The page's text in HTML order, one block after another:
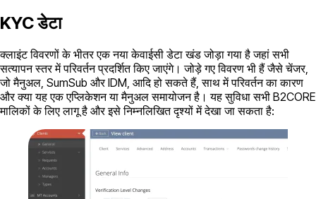
KYC डेटा
क्लाइंट विवरणों के भीतर एक नया केवाईसी डेटा खंड जोड़ा गया है जहां सभी
सत्यापन स्तर में परिवर्तन प्रदर्शित किए जाएंगे। जोड़े गए विवरण भी हैं जैसे चेंजर,
जो मैनुअल, SumSub और IDM, आदि हो सकते हैं, साथ में परिवर्तन का कारण
और क्या यह एक एप्लिकेशन या मैनुअल समायोजन है। यह सुविधा सभी B2CORE
मालिकों के लिए लागू है और इसे निम्नलिखित दृश्यों में देखा जा सकता है: